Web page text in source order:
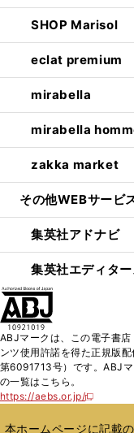
SHOP Marisol
eclat premium
mirabella
mirabella
zakka market
その他WEBサービ
集英社アドナビ
集英社エディタ
ABJマークは、この電子書
ンツ使用許諾を得た正規版
第6091713号）です。ABJ
の一覧はこちら。
https://aebs.or.jp/
新
い
本ホームページに記載